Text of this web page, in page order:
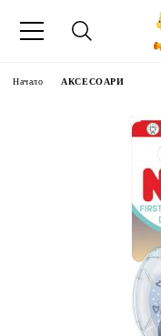
Начало АКСЕСОАРИ